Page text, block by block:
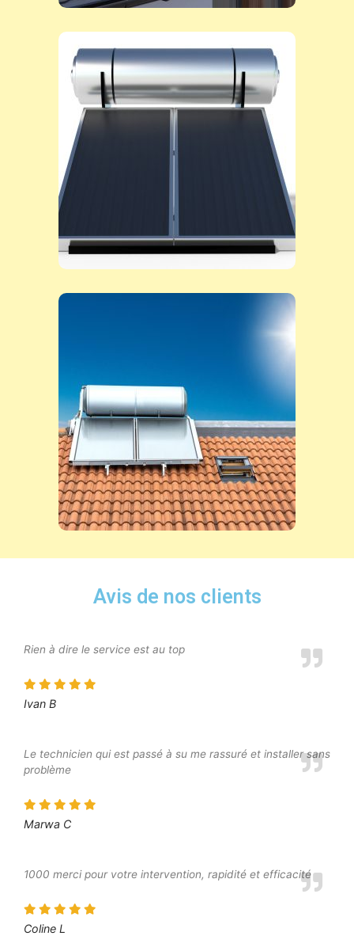
Avis de nos clients
Rien à dire le service est au top
Ivan B
Le technicien qui est passé à su me rassuré et installer sans
problème
Marwa C
1000 merci pour votre intervention, rapidité et efficacité
Coline L